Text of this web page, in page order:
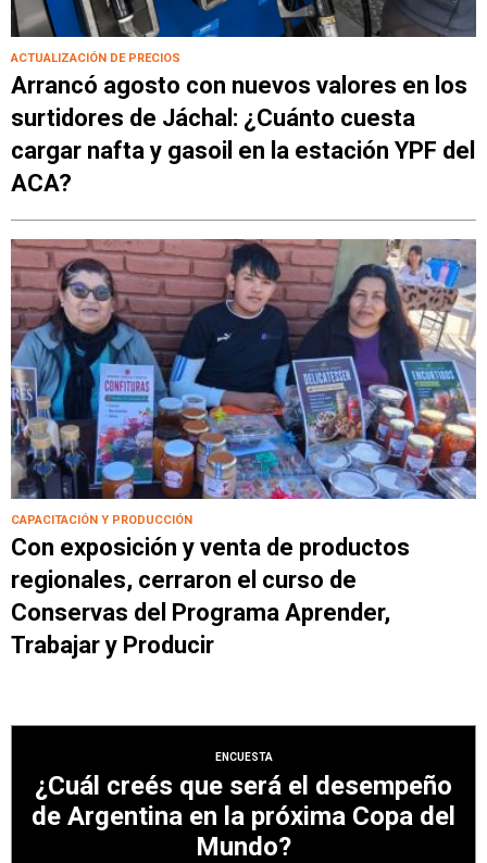
ACTUALIZACIÓN DE PRECIOS
Arrancó agosto con nuevos valores en los
surtidores de Jáchal: ¿Cuánto cuesta
cargar nafta y gasoil en la estación YPF del
ACA?
CAPACITACIÓN Y PRODUCCIÓN
Con exposición y venta de productos
regionales, cerraron el curso de
Conservas del Programa Aprender,
Trabajar y Producir
ENCUESTA
¿Cuál creés que será el desempeño
de Argentina en la próxima Copa del
Mundo?